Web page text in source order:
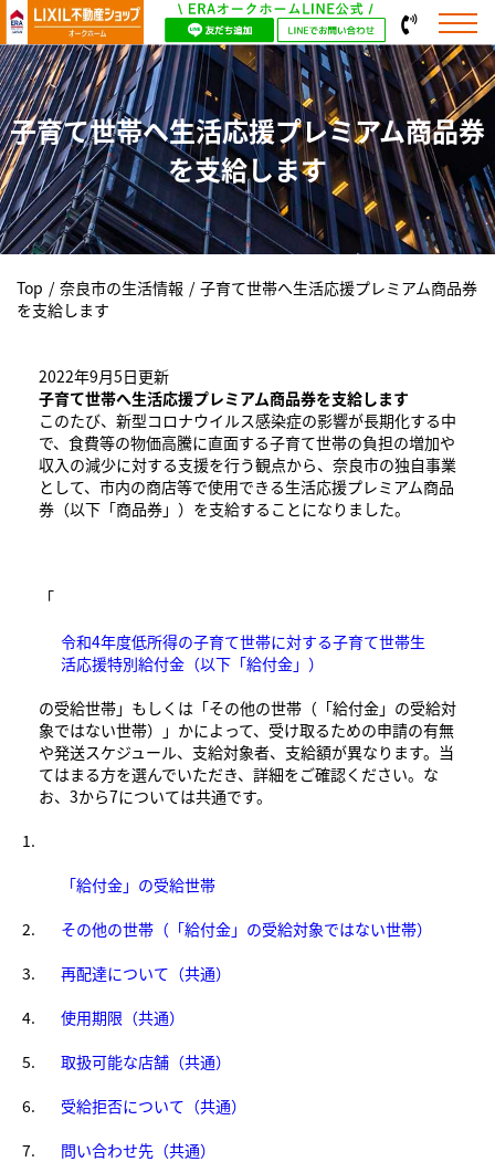
子育て世帯へ生活応援プレミアム商品券
を支給します
Top / 奈良市の生活情報 / 子育て世帯へ生活応援プレミアム商品券
を支給します
2022年9月5日更新
子育て世帯へ生活応援プレミアム商品券を支給します
このたび、新型コロナウイルス感染症の影響が長期化する中
で、食費等の物価高騰に直面する子育て世帯の負担の増加や
収入の減少に対する支援を行う観点から、奈良市の独自事業
として、市内の商店等で使用できる生活応援プレミアム商品
券（以下「商品券」）を支給することになりました。
「
令和4年度低所得の子育て世帯に対する子育て世帯生
活応援特別給付金（以下「給付金」）
の受給世帯」もしくは「その他の世帯（「給付金」の受給対
象ではない世帯）」かによって、受け取るための申請の有無
や発送スケジュール、支給対象者、支給額が異なります。当
てはまる方を選んでいただき、詳細をご確認ください。な
お、3から7については共通です。
「給付金」の受給世帯
​その他の世帯（「給付金」の受給対象ではない世帯）
再配達について（共通）
使用期限（共通）
取扱可能な店舗（共通）
受給拒否について（共通）
問い合わせ先（共通）